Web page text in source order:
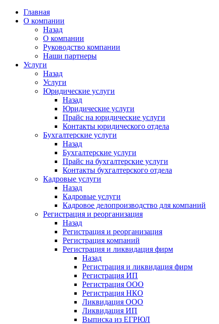
Главная
О компании
Назад
О компании
Руководство компании
Наши партнеры
Услуги
Назад
Услуги
Юридические услуги
Назад
Юридические услуги
Прайс на юридические услуги
Контакты юридического отдела
Бухгалтерские услуги
Назад
Бухгалтерские услуги
Прайс на бухгалтерские услуги
Контакты бухгалтерского отдела
Кадровые услуги
Назад
Кадровые услуги
Кадровое делопроизводство для компаний
Регистрация и реорганизация
Назад
Регистрация и реорганизация
Регистрация компаний
Регистрация и ликвидация фирм
Назад
Регистрация и ликвидация фирм
Регистрация ИП
Регистрация ООО
Регистрация НКО
Ликвидация ООО
Ликвидация ИП
Выписка из ЕГРЮЛ